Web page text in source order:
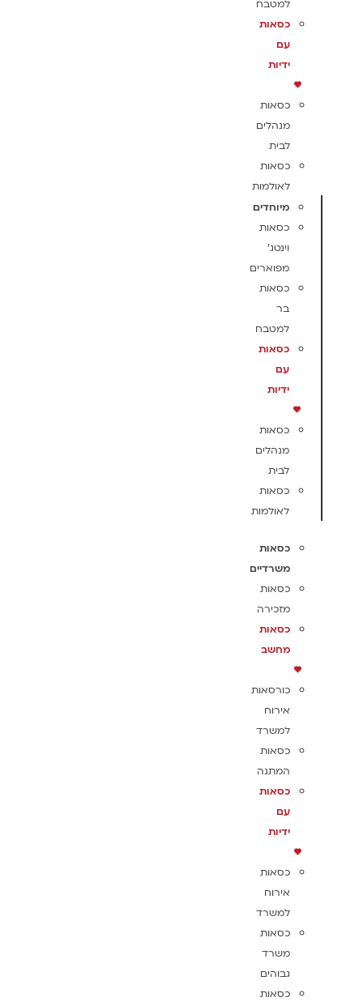
למטבח
כסאות
עם
ידיות
כסאות
מנהלים
לבית
כסאות
לאולמות
מיוחדים
כסאות
וינטג'
מפוארים
כסאות
בר
למטבח
כסאות
עם
ידיות
כסאות
מנהלים
לבית
כסאות
לאולמות
כסאות
משרדיים
כסאות
מזכירה
כסאות
מחשב
כורסאות
אירוח
למשרד
כסאות
המתנה
כסאות
עם
ידיות
כסאות
אירוח
למשרד
כסאות
משרד
גבוהים
כסאות